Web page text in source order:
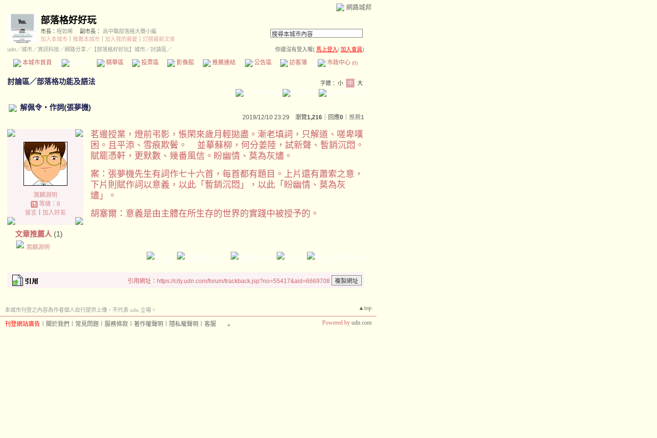
網路城邦
部落格好好玩
市長： 程如晞 副市長： 高中職部落格大賽小編
加入本城市
推薦本城市 加入我的最愛
訂閱最新文章
udn／城市／資訊科技 ／網路分享／ 【部落格好好玩】城市／討論區／ 你還沒有登入喔( 馬上登入/ 加入會員)
本城市首頁 精華區 投票區 影像館 推薦連結 公告區 訪客簿 市政中心 (0)
討論區／部落格功能及語法 字體： 小 中 大
解佩令‧作詞(張夢機)
2019/12/10 23:29 瀏覽1,216 ｜回應0 推薦1
嵩麟淵明
等級：8
留言｜ 加入好友
文章推薦人 (1)
嵩麟淵明
茗邊授業，燈前弔影，悵閑來歲月輕拋盡。漸老填詞，只解道、嗟卑嘆
困。且平添、雪痕欺鬢。 並摹蘇柳，何分姜陸，試新聲、暫銷沉悶。
賦罷憑軒，更默數、幾番風信。盼幽情、莫為灰燼。
案：張夢機先生有詞作七十六首，每首都有題目。上片還有蕭索之意，
下片則賦作詞以意義，以此「暫銷沉悶」，以此「盼幽情、莫為灰
燼」。
胡塞爾：意義是由主體在所生存的世界的實踐中被授予的。
引用網址：https://city.udn.com/forum/trackback.jsp?no=55417&aid=6669708
▲top
本城市刊登之內容為作者個人自行提供上傳，不代表 udn 立場。
刊登網站廣告 關於我們 常見問題 服務條款 著作權聲明 隱私權聲明 客服 Powered by udn.com